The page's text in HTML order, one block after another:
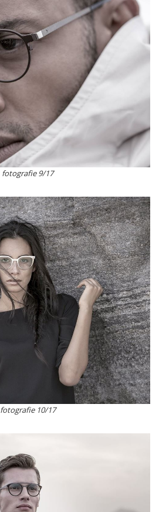
fotografie 9/17
fotografie 10/17